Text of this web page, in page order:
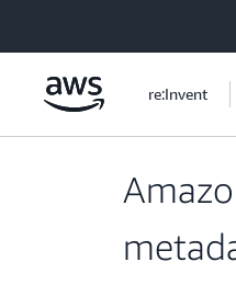
re:Invent